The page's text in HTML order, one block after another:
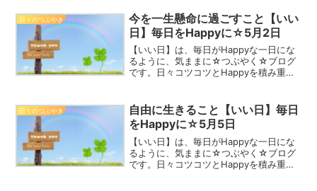
年の1年間を、一緒にHappyに過ごしまし
ょう！マン...
日々のつぶやき
今を一生懸命に過ごすこと【いい
日】毎日をHappyに☆5月2日
【いい日】は、毎日がHappyな一日にな
るように、気ままに☆つぶやく☆ブログ
です。日々コツコツとHappyを積み重ね
葉：協調・合意・一致Happy☆つぶやき
今...
日々のつぶやき
自由に生きること【いい日】毎日
をHappyに☆5月5日
【いい日】は、毎日がHappyな一日にな
るように、気ままに☆つぶやく☆ブログ
です。日々コツコツとHappyを積み重ね